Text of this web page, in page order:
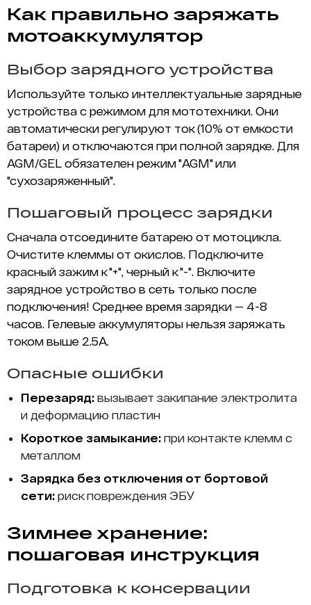
Как правильно заряжать
мотоаккумулятор
Выбор зарядного устройства
Используйте только интеллектуальные зарядные
устройства с режимом для мототехники. Они
автоматически регулируют ток (10% от емкости
батареи) и отключаются при полной зарядке. Для
AGM/GEL обязателен режим "AGM" или
"сухозаряженный".
Пошаговый процесс зарядки
Сначала отсоедините батарею от мотоцикла.
Очистите клеммы от окислов. Подключите
красный зажим к "+", черный к "-". Включите
зарядное устройство в сеть только после
подключения! Среднее время зарядки — 4-8
часов. Гелевые аккумуляторы нельзя заряжать
током выше 2.5А.
Опасные ошибки
Перезаряд: вызывает закипание электролита
и деформацию пластин
Короткое замыкание: при контакте клемм с
металлом
Зарядка без отключения от бортовой
сети: риск повреждения ЭБУ
Зимнее хранение:
пошаговая инструкция
Подготовка к консервации